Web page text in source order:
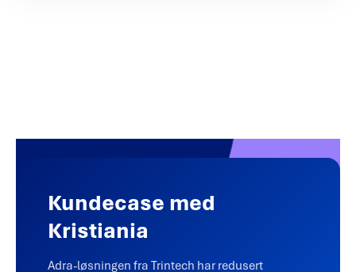
Kundecase med
Kristiania
Adra-løsningen fra Trintech har redusert